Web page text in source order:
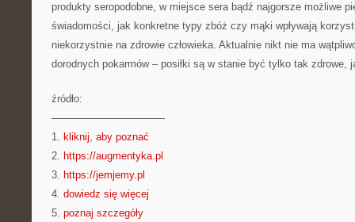
produkty seropodobne, w miejsce sera bądź najgorsze możliwe
świadomości, jak konkretne typy zbóż czy mąki wpływają
niekorzystnie na zdrowie człowieka. Aktualnie nikt nie ma
dorodnych pokarmów – posiłki są w stanie być tylko tak zdrowe,
źródło:
———————————
1. kliknij, aby poznać
2. https://augmentyka.pl
3. https://jemjemy.pl
4. dowiedz się więcej
5. poznaj szczegóły